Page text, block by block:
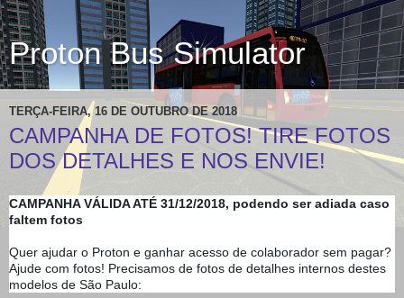
Proton Bus Simulator
TERÇA-FEIRA, 16 DE OUTUBRO DE 2018
CAMPANHA DE FOTOS! TIRE FOTOS
DOS DETALHES E NOS ENVIE!
CAMPANHA VÁLIDA ATÉ 31/12/2018, podendo ser adiada caso
faltem fotos
Quer ajudar o Proton e ganhar acesso de colaborador sem pagar?
Ajude com fotos! Precisamos de fotos de detalhes internos destes
modelos de São Paulo: